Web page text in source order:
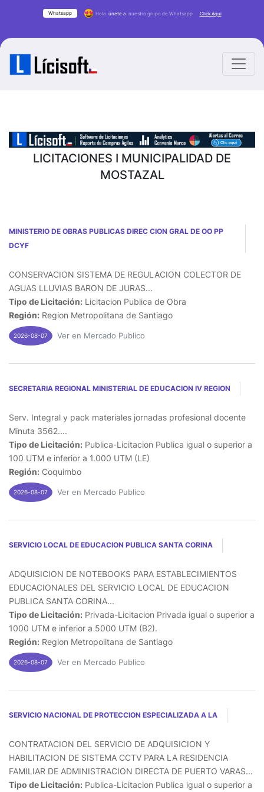
Whatsapp Hola únete a nuestro grupo de Whatsapp Click Aqui
LICITACIONES I MUNICIPALIDAD DE
MOSTAZAL
MINISTERIO DE OBRAS PUBLICAS DIREC CION GRAL DE OO PP
DCYF
CONSERVACION SISTEMA DE REGULACION COLECTOR DE
AGUAS LLUVIAS BARON DE JURAS...
Tipo de Licitación: Licitacion Publica de Obra
Región: Region Metropolitana de Santiago
2026-08-07 Ver en Mercado Publico
SECRETARIA REGIONAL MINISTERIAL DE EDUCACION IV REGION
Serv. Integral y pack materiales jornadas profesional docente
Minuta 3562....
Tipo de Licitación: Publica-Licitacion Publica igual o superior a
100 UTM e inferior a 1.000 UTM (LE)
Región: Coquimbo
2026-08-07 Ver en Mercado Publico
SERVICIO LOCAL DE EDUCACION PUBLICA SANTA CORINA
ADQUISICION DE NOTEBOOKS PARA ESTABLECIMIENTOS
EDUCACIONALES DEL SERVICIO LOCAL DE EDUCACION
PUBLICA SANTA CORINA...
Tipo de Licitación: Privada-Licitacion Privada igual o superior a
1000 UTM e inferior a 5000 UTM (B2).
Región: Region Metropolitana de Santiago
2026-08-07 Ver en Mercado Publico
SERVICIO NACIONAL DE PROTECCION ESPECIALIZADA A LA
CONTRATACION DEL SERVICIO DE ADQUISICION Y
HABILITACION DE SISTEMA CCTV PARA LA RESIDENCIA
FAMILIAR DE ADMINISTRACION DIRECTA DE PUERTO VARAS...
Tipo de Licitación: Publica-Licitacion Publica igual o superior a